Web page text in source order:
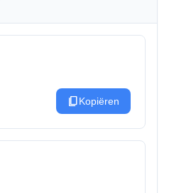
content_copyKopiëren